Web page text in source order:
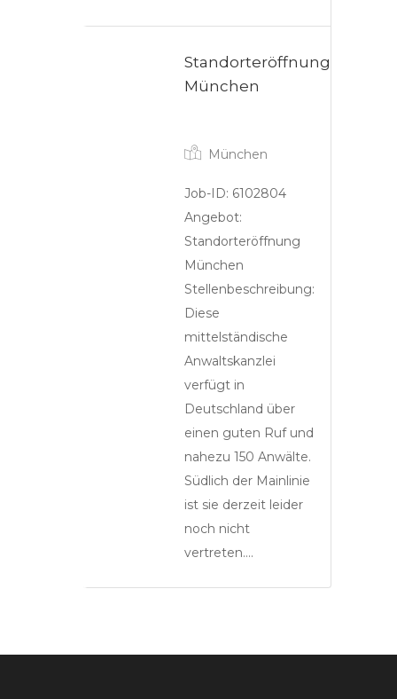
Standorteröffnung
München
München
Job-ID: 6102804
Angebot:
Standorteröffnung
München
Stellenbeschreibung:
Diese
mittelständische
Anwaltskanzlei
verfügt in
Deutschland über
einen guten Ruf und
nahezu 150 Anwälte.
Südlich der Mainlinie
ist sie derzeit leider
noch nicht
vertreten….